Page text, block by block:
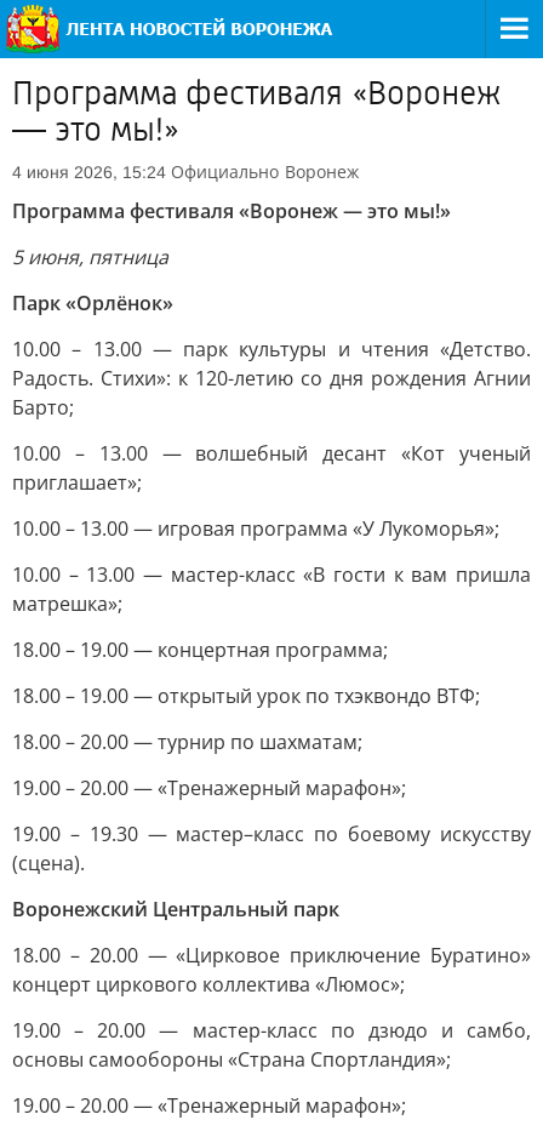
Программа фестиваля «Воронеж
— это мы!»
4 июня 2026, 15:24 Официально Воронеж
Программа фестиваля «Воронеж — это мы!»
5 июня, пятница
Парк «Орлёнок»
10.00 – 13.00 — парк культуры и чтения «Детство.
Радость. Стихи»: к 120-летию со дня рождения Агнии
Барто;
10.00 – 13.00 — волшебный десант «Кот ученый
приглашает»;
10.00 – 13.00 — игровая программа «У Лукоморья»;
10.00 – 13.00 — мастер-класс «В гости к вам пришла
матрешка»;
18.00 – 19.00 — концертная программа;
18.00 – 19.00 — открытый урок по тхэквондо ВТФ;
18.00 – 20.00 — турнир по шахматам;
19.00 – 20.00 — «Тренажерный марафон»;
19.00 – 19.30 — мастер–класс по боевому искусству
(сцена).
Воронежский Центральный парк
18.00 – 20.00 — «Цирковое приключение Буратино»
концерт циркового коллектива «Люмос»;
19.00 – 20.00 — мастер-класс по дзюдо и самбо,
основы самообороны «Страна Спортландия»;
19.00 – 20.00 — «Тренажерный марафон»;